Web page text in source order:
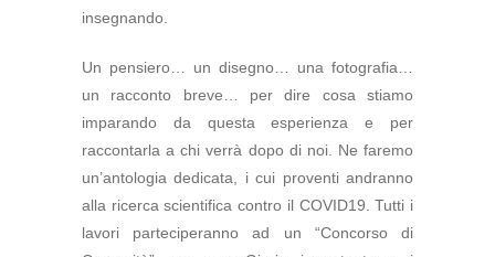
insegnando.
Un pensiero… un disegno… una fotografia…
un racconto breve… per dire cosa stiamo
imparando da questa esperienza e per
raccontarla a chi verrà dopo di noi. Ne faremo
un’antologia dedicata, i cui proventi andranno
alla ricerca scientifica contro il COVID19. Tutti i
lavori parteciperanno ad un “Concorso di